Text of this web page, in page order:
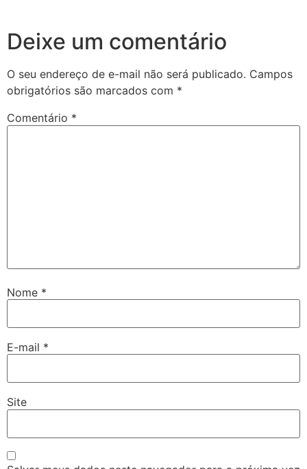
Deixe um comentário
O seu endereço de e-mail não será publicado. Campos
obrigatórios são marcados com *
Comentário *
Nome *
E-mail *
Site